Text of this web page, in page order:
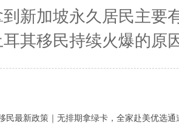
新加坡永久居民主要
耳其移民持续火爆的原
民最新政策｜无排期拿绿卡，全家赴美优选通